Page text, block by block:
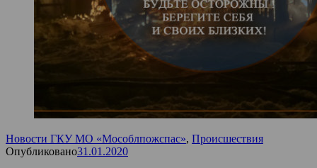
Новости ГКУ МО «Мособлпожспас», Происшествия
Опубликовано31.01.2020